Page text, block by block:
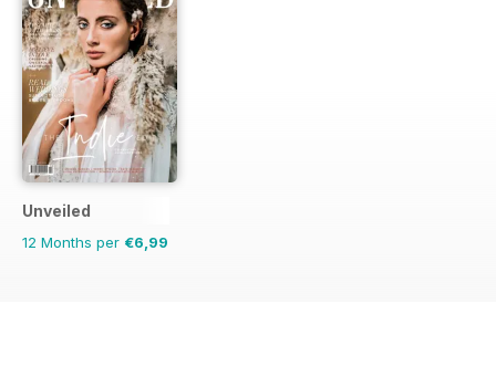
Unveiled
12 Months per €6,99